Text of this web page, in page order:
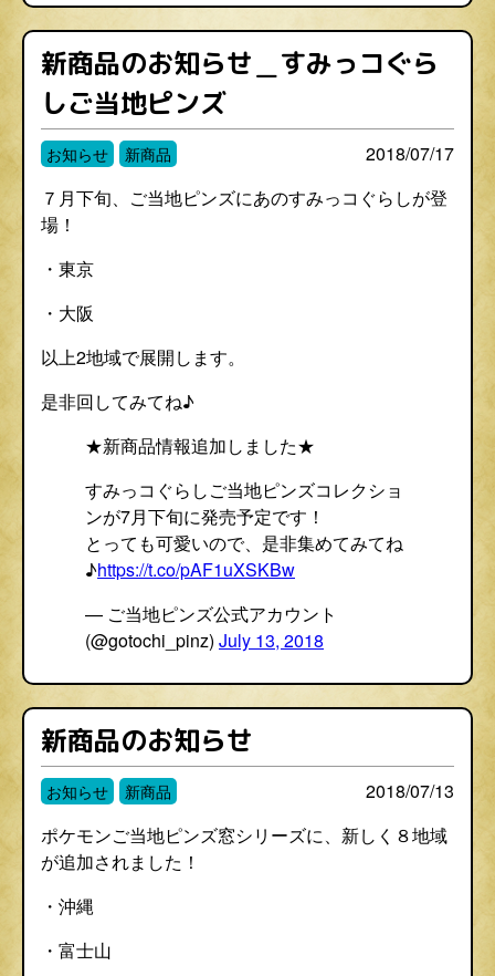
新商品のお知らせ＿すみっコぐら
しご当地ピンズ
お知らせ 新商品
2018/07/17
７月下旬、ご当地ピンズにあのすみっコぐらしが登
場！
・東京
・大阪
以上2地域で展開します。
是非回してみてね♪
★新商品情報追加しました★
すみっコぐらしご当地ピンズコレクショ
ンが7月下旬に発売予定です！
とっても可愛いので、是非集めてみてね
♪https://t.co/pAF1uXSKBw
— ご当地ピンズ公式アカウント
(@gotochi_pinz) July 13, 2018
新商品のお知らせ
お知らせ 新商品
2018/07/13
ポケモンご当地ピンズ窓シリーズに、新しく８地域
が追加されました！
・沖縄
・富士山